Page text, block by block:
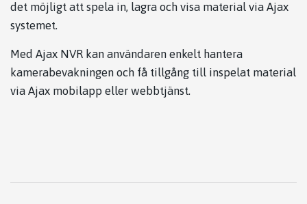
det möjligt att spela in, lagra och visa material via Ajax
systemet.
Med Ajax NVR kan användaren enkelt hantera
kamerabevakningen och få tillgång till inspelat material
via Ajax mobilapp eller webbtjänst.